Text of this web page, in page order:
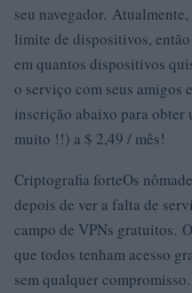
seu navegador.
limite de dispositivos,
em quantos dispositivos
o serviço com seus amigos
inscrição abaixo para obter
muito !!) a $ 2,49 / mês!
Criptografia forteOs
depois de ver a falta de
campo de VPNs gratuitos.
que todos tenham acesso
sem qualquer